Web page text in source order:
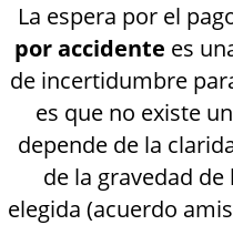
La espera por el
por accidente es
de incertidumbre
es que no existe
depende de la
de la gravedad de
elegida (acuerdo